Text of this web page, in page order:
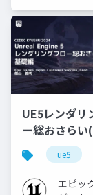
UE5レンダリ
ー総おさらい
礎編！
2024]
ue5
エピッ